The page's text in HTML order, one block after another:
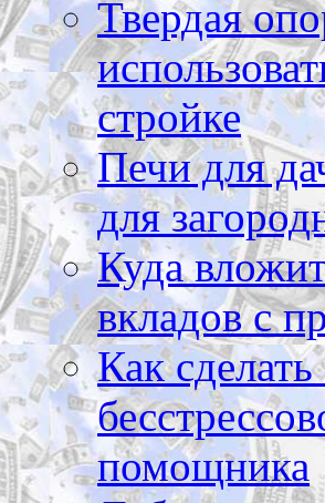
Твердая
стройке
Печи для
для
Куда
вкладов с
Как
помощника